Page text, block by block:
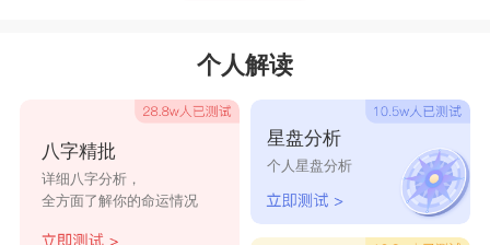
彬馨家纺店 玉欣
立梦康
星优超达 健飞 祥隆超
莱宝 复财
鑫湘家纺店 智航家纺店 青竹家纺店 朋信家纺店
个人解读
八字精批
详细八字分析，
全方面了解你的命运情况
星盘分析
个人星盘分析